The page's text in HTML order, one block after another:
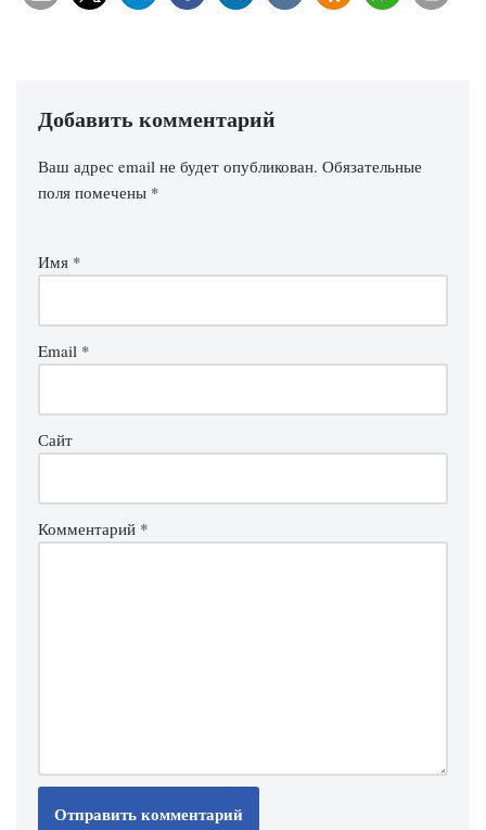
Добавить комментарий
Ваш адрес email не будет опубликован. Обязательные
поля помечены *
Имя *
Email *
Сайт
Комментарий *